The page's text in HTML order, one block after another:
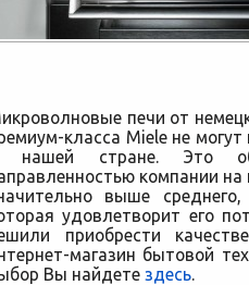
печи от
класса Miele не
нашей стране. Это
компании
выше
удовлетворит его
приобрести
магазин бытовой
Вы найдете здесь.